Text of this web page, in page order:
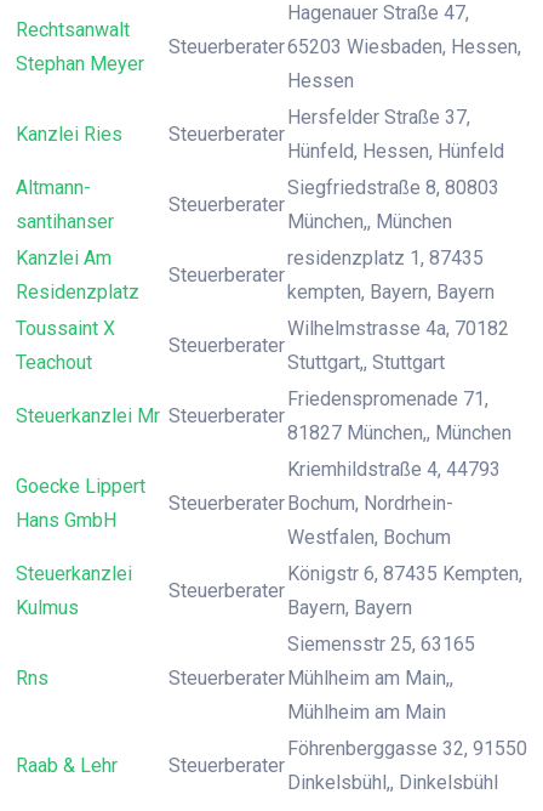
Rechtsanwalt
Stephan Meyer
Steuerberater
Hagenauer Straße 47,
65203 Wiesbaden, Hessen,
Hessen
Kanzlei Ries Steuerberater
Hersfelder Straße 37,
Hünfeld, Hessen, Hünfeld
Altmann-
santihanser
Steuerberater
Siegfriedstraße 8, 80803
München,, München
Kanzlei Am
Residenzplatz
Steuerberater
residenzplatz 1, 87435
kempten, Bayern, Bayern
Toussaint X
Teachout
Steuerberater
Wilhelmstrasse 4a, 70182
Stuttgart,, Stuttgart
Steuerkanzlei Mr Steuerberater
Friedenspromenade 71,
81827 München,, München
Goecke Lippert
Hans GmbH
Steuerberater
Kriemhildstraße 4, 44793
Bochum, Nordrhein-
Westfalen, Bochum
Steuerkanzlei
Kulmus
Steuerberater
Königstr 6, 87435 Kempten,
Bayern, Bayern
Rns Steuerberater
Siemensstr 25, 63165
Mühlheim am Main,,
Mühlheim am Main
Raab & Lehr Steuerberater
Föhrenberggasse 32, 91550
Dinkelsbühl,, Dinkelsbühl